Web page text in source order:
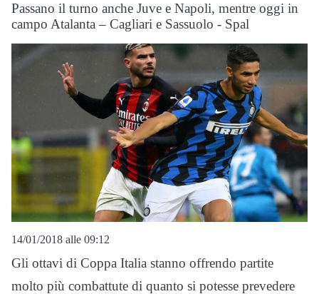
Passano il turno anche Juve e Napoli, mentre oggi in
campo Atalanta – Cagliari e Sassuolo - Spal
14/01/2018 alle 09:12
Gli ottavi di Coppa Italia stanno offrendo partite
molto più combattute di quanto si potesse prevedere